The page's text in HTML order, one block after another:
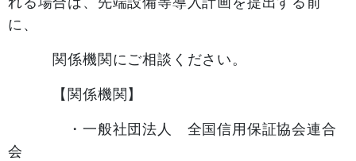
に、
関係機関にご相談ください。
【関係機関】
・一般社団法人 全国信用保証協会連合
会